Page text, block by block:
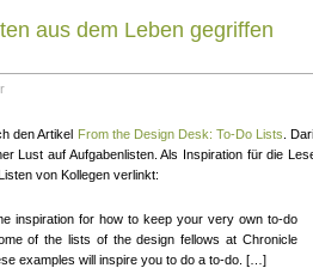
aus dem Leben gegriffen
den Artikel From the Design Desk: To-Do Lists .
Lust auf Aufgabenlisten. Als Inspiration für die
von Kollegen verlinkt:
inspiration for how to keep your very own to-do
of the lists of the design fellows at Chronicle
examples will inspire you to do a to-do. […]